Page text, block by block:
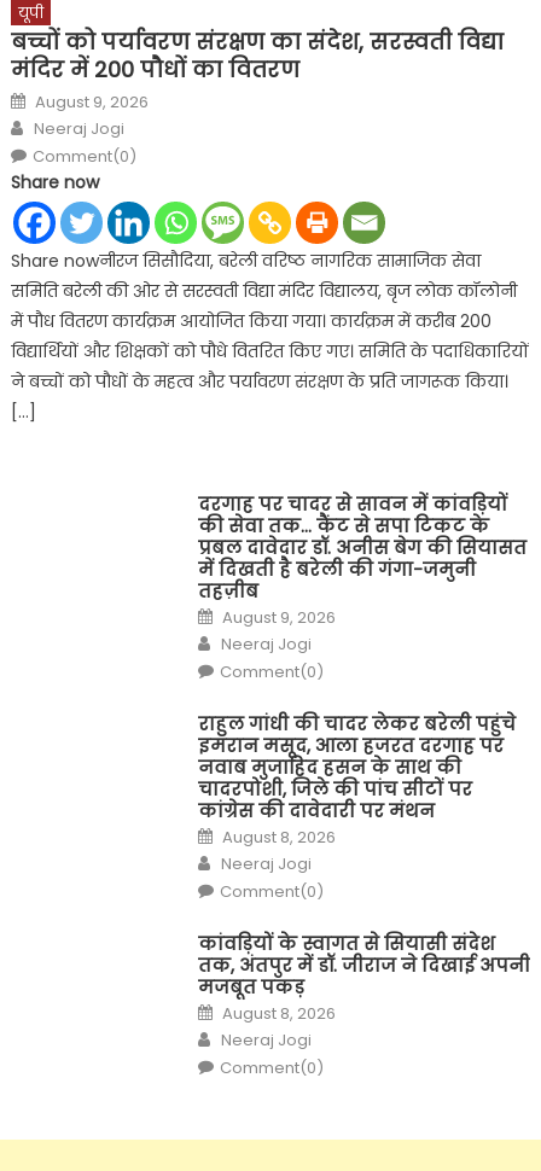
यूपी
बच्चों को पर्यावरण संरक्षण का संदेश, सरस्वती विद्या
मंदिर में 200 पौधों का वितरण
Posted
on
August 9, 2026
Author
Neeraj Jogi
Comment(0)
Share now
Share nowनीरज सिसौदिया, बरेली वरिष्ठ नागरिक सामाजिक सेवा
समिति बरेली की ओर से सरस्वती विद्या मंदिर विद्यालय, बृज लोक कॉलोनी
में पौध वितरण कार्यक्रम आयोजित किया गया। कार्यक्रम में करीब 200
विद्यार्थियों और शिक्षकों को पौधे वितरित किए गए। समिति के पदाधिकारियों
ने बच्चों को पौधों के महत्व और पर्यावरण संरक्षण के प्रति जागरूक किया।
[…]
दरगाह पर चादर से सावन में कांवड़ियों
की सेवा तक… कैंट से सपा टिकट के
प्रबल दावेदार डॉ. अनीस बेग की सियासत
में दिखती है बरेली की गंगा-जमुनी
तहज़ीब
Posted
on
August 9, 2026
Author
Neeraj Jogi
Comment(0)
राहुल गांधी की चादर लेकर बरेली पहुंचे
इमरान मसूद, आला हजरत दरगाह पर
नवाब मुजाहिद हसन के साथ की
चादरपोशी, जिले की पांच सीटों पर
कांग्रेस की दावेदारी पर मंथन
Posted
on
August 8, 2026
Author
Neeraj Jogi
Comment(0)
कांवड़ियों के स्वागत से सियासी संदेश
तक, अंतपुर में डॉ. जीराज ने दिखाई अपनी
मजबूत पकड़
Posted
on
August 8, 2026
Author
Neeraj Jogi
Comment(0)